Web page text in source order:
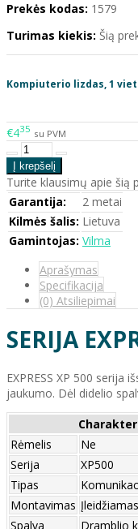
Prekės kodas: 1579
Turimas kiekis: Šią
Kompiuterio lizdas, 1
€435 su PVM
Turite klausimų apie šią
Garantija:
2 metai
Kilmės šalis: Lietuva
Gamintojas: Vilma
Aprašymas
Specifikacija
(0) Atsiliepimai
SERIJA
EXPRESS XP 500
jaukumo. Dėl didelio
Rėmelis
Ne
Serija
XP500
Tipas
Montavimas Įleidžiamas
Spalva
Dramblio